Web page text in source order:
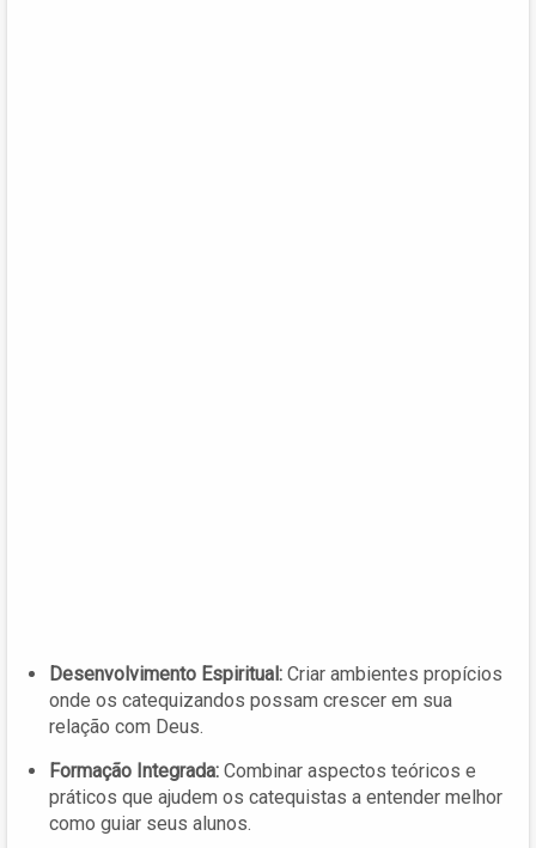
Desenvolvimento Espiritual: Criar ambientes propícios
onde os catequizandos possam crescer em sua
relação com Deus.
Formação Integrada: Combinar aspectos teóricos e
práticos que ajudem os catequistas a entender melhor
como guiar seus alunos.